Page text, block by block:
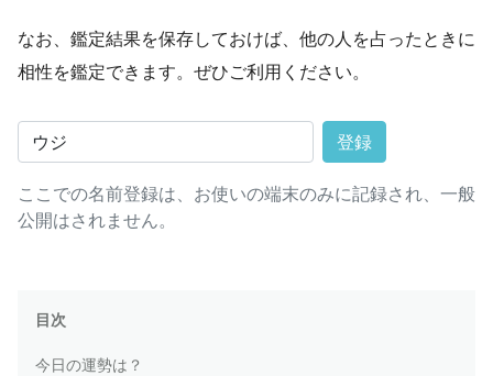
なお、鑑定結果を保存しておけば、他の人を占ったときに
相性を鑑定できます。ぜひご利用ください。
登録
ここでの名前登録は、お使いの端末のみに記録され、一般
公開はされません。
目次
今日の運勢は？